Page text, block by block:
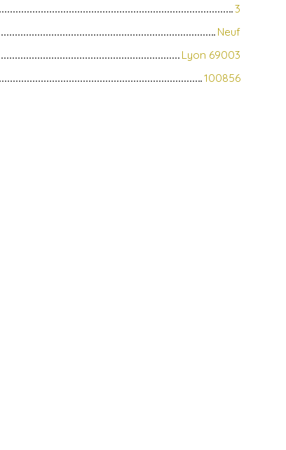
3
Neuf
Lyon 69003
100856